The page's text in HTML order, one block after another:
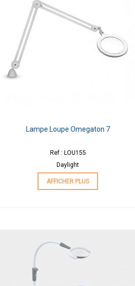
Lampe Loupe Omegaton 7
Ref : LOU155
Daylight
AFFICHER PLUS